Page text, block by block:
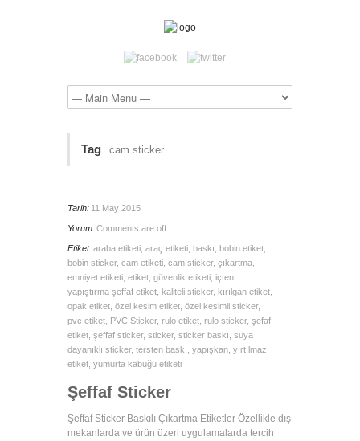
Tag cam sticker
Tarih: 11 May 2015
Yorum:Comments are off
Etiket:araba etiketi araç etiketi baskı bobin etiket
bobin sticker, cam etiketi cam sticker, çıkartma
emniyet etiketi etiket güvenlik etiketi içten
yapıştırma şeffaf etiket kaliteli sticker, kırılgan etiket
opak etiket özel kesim etiket özel kesimli sticker,
pvc etiket PVC Sticker, rulo etiket rulo sticker, şefaf
etiket şeffaf sticker, sticker, sticker baskı suya
dayanıklı sticker, tersten baskı yapışkan yırtılmaz
etiket yumurta kabuğu etiketi
Şeffaf Sticker
Şeffaf Sticker Baskılı Çıkartma Etiketler Özellikle dış
mekanlarda ve ürün üzeri uygulamalarda tercih